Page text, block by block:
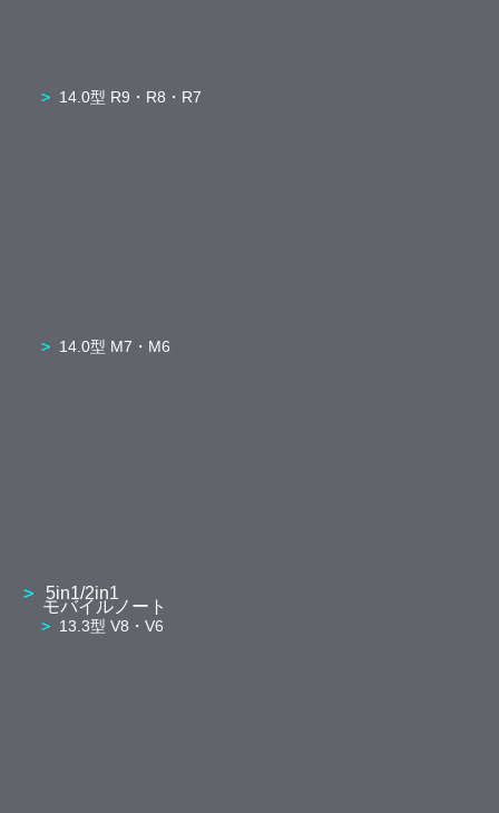
14.0型 R9・R8・R7
14.0型 M7・M6
5in1/2in1
モバイルノート
13.3型 V8・V6